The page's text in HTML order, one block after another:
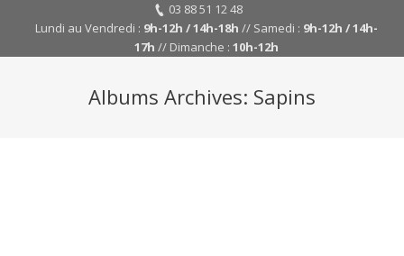
03 88 51 12 48
Lundi au Vendredi : 9h-12h / 14h-18h // Samedi : 9h-12h / 14h-
17h // Dimanche : 10h-12h
Albums Archives: Sapins